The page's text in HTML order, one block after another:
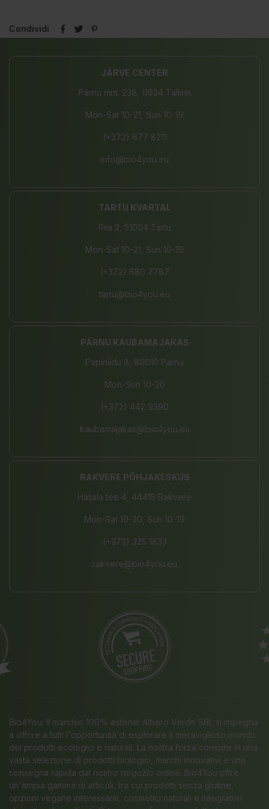
Condividi
JÄRVE CENTER
Pärnu mnt. 238, 11624 Tallinn
Mon-Sat 10-21, Sun 10-19
(+372) 677 8211
info@bio4you.eu
TARTU KVARTAL
Riia 2, 51004 Tartu
Mon-Sat 10-21, Sun 10-19
(+372) 680 7787
tartu@bio4you.eu
PÄRNU KAUBAMAJAKAS
Papiniidu 8, 80010 Pärnu
Mon-Sun 10-20
(+372) 442 9390
kaubamajakas@bio4you.eu
RAKVERE PÕHJAKESKUS
Haljala tee 4, 44415 Rakvere
Mon-Sat 10-20, Sun 10-19
(+372) 325 1833
rakvere@bio4you.eu
Bio4You: Il marchio 100% estone! Albero Verde SRL si impegna
a offrire a tutti l'opportunità di esplorare il meraviglioso mondo
dei prodotti ecologici e naturali. La nostra forza consiste in una
vasta selezione di prodotti biologici, marchi innovativi e una
consegna rapida dal nostro negozio online. Bio4You offre
un'ampia gamma di articoli, tra cui prodotti senza glutine,
opzioni vegane interessanti, cosmetici naturali e integratori